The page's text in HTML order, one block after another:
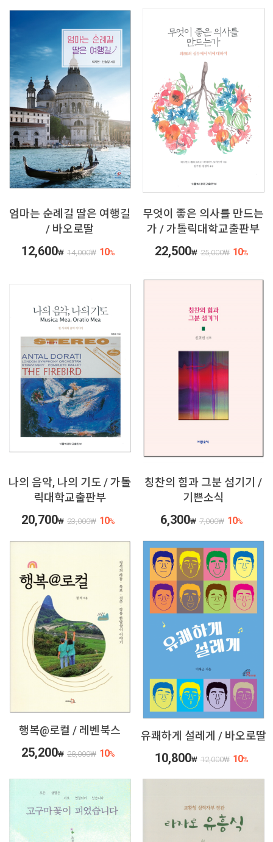
엄마는 순례길 딸은 여행길
/ 바오로딸
12,600₩ 14,000₩ 10%
무엇이 좋은 의사를 만드는
가 / 가톨릭대학교출판부
22,500₩ 25,000₩ 10%
나의 음악, 나의 기도 / 가톨
릭대학교출판부
20,700₩ 23,000₩ 10%
칭찬의 힘과 그분 섬기기 /
기쁜소식
6,300₩ 7,000₩ 10%
행복@로컬 / 레벤북스
25,200₩ 28,000₩ 10%
유쾌하게 설레게 / 바오로딸
10,800₩ 12,000₩ 10%